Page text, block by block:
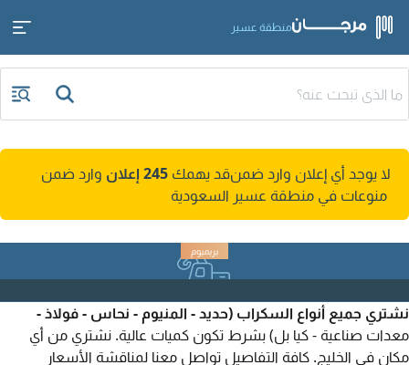
منطقة عسير
لا يوجد أي إعلان وارد ضمنقد يهمك 245 إعلان
وارد ضمن
منوعات في منطقة عسير السعودية
نشتري جميع أنواع السكراب (حديد - المنيوم - نحاس - فولاذ -
معدات صناعية - كيا بل) بشرط تكون كميات عالية. نشتري من أي
مكان في الخليج. كافة التفاصيل تواصل معنا لمناقشة الأسعار